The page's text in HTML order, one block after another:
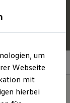
um
Webseite
mit
hierbei